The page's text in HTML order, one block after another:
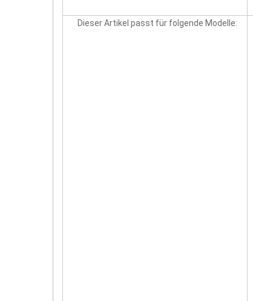
Dieser Artikel passt für folgende Modelle: